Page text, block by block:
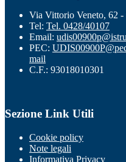
Via Vittorio Veneto, 62
Tel: Tel. 0428/40107
Email:
PEC:
mail
C.F.: 93018010301
Sezione Link Utili
Cookie policy
Note legali
Informativa Privacy